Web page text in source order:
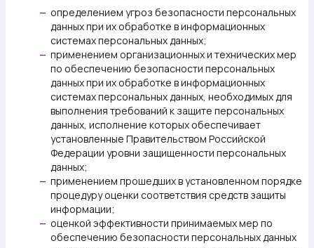
— определением угроз безопасности персональных
данных при их обработке в информационных
системах персональных данных;
— применением организационных и технических мер
по обеспечению безопасности персональных
данных при их обработке в информационных
системах персональных данных, необходимых для
выполнения требований к защите персональных
данных, исполнение которых обеспечивает
установленные Правительством Российской
Федерации уровни защищенности персональных
данных;
— применением прошедших в установленном порядке
процедуру оценки соответствия средств защиты
информации;
— оценкой эффективности принимаемых мер по
обеспечению безопасности персональных данных